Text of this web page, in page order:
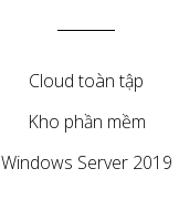
Cloud toàn tập
Kho phần mềm
Windows Server 2019